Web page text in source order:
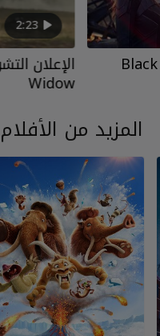
الإعلان التشويقي 3 لفيلم Black
2:23
Widow
المزيد من الأفلام